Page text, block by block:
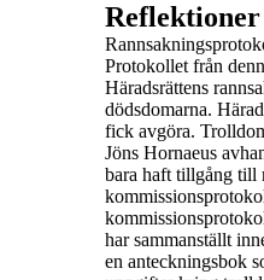
Reflektioner
Protokollet från
Häradsrättens
dödsdomarna.
fick avgöra.
Jöns Hornaeus
bara haft tillgång till
har sammanställt
en anteckningsbok